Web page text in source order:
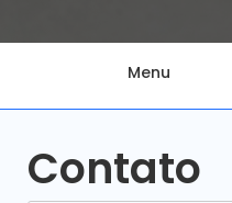
Menu
Contato